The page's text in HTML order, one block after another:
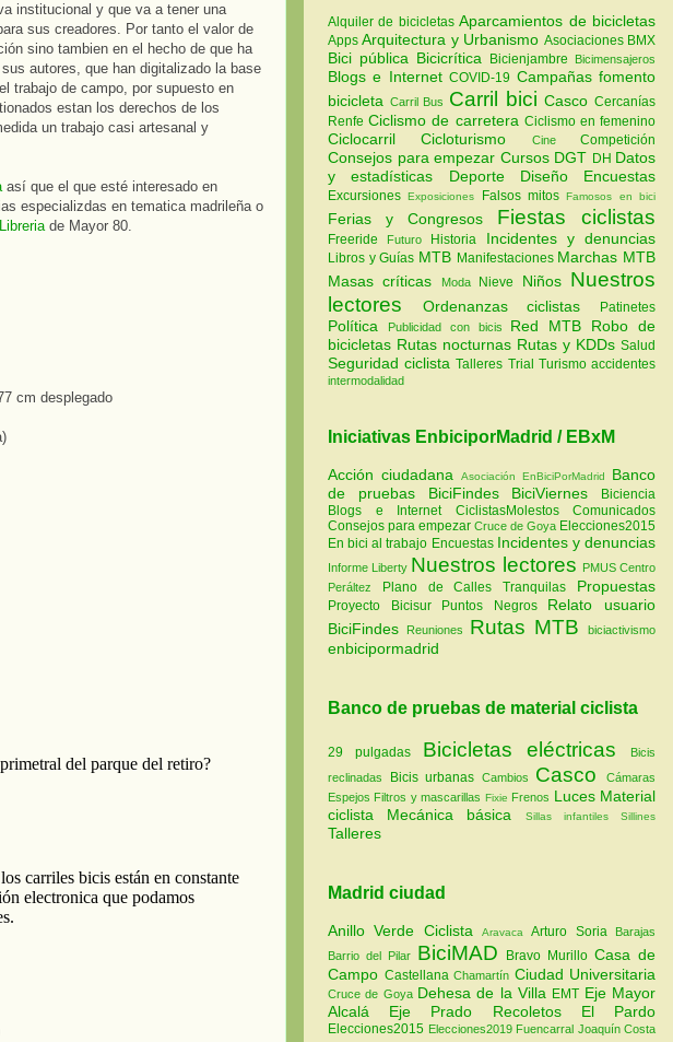
institucional y que va a tener una
sus creadores. Por tanto el valor de
sino tambien en el hecho de que ha
autores, que han digitalizado la base
trabajo de campo, por supuesto en
estan los derechos de los
un trabajo casi artesanal y
así que el que esté interesado en
especializdas en tematica madrileña o
de Mayor 80.
cm desplegado
Alquiler de bicicletasAparcamientos de bicicletas
AppsArquitectura y Urbanismo Asociaciones BMX
Bici pública Bicicrítica Bicienjambre Bicimensajeros
Blogs e InternetCOVID-19 Campañas fomento
bicicleta Carril Bus Carril biciCascoCercanías
RenfeCiclismo de carretera Ciclismo en femenino
CiclocarrilCicloturismo CineCompetición
Consejos para empezar Cursos DGT DH Datos
y estadísticas Deporte Diseño Encuestas
ExcursionesExposiciones Falsos mitosFamosos en bici
Ferias y Congresos Fiestas ciclistas
Freeride Futuro Historia Incidentes y denuncias
Libros y Guías MTB Manifestaciones Marchas MTB
Masas críticas
Moda Nieve Niños Nuestros
lectores
Ordenanzas ciclistas Patinetes
Política Publicidad con bicis Red MTB Robo de
bicicletas Rutas nocturnas Rutas y KDDs Salud
Seguridad ciclistaTalleres Trial Turismoaccidentes
intermodalidad
Iniciativas EnbiciporMadrid / EBxM
Acción ciudadana Asociación EnBiciPorMadrid
Banco
de pruebas
BiciFindes BiciViernes
Biciencia
Blogs e Internet
CiclistasMolestos
Comunicados
Consejos para empezar Cruce de Goya Elecciones2015
En bici al trabajo Encuestas Incidentes y denuncias
Informe Liberty Nuestros lectores
PMUS Centro
Peráltez
Plano de Calles Tranquilas Propuestas
Proyecto Bicisur Puntos Negros
Relato usuario
BiciFindes
Reuniones Rutas MTB biciactivismo
enbicipormadrid
Banco de pruebas de material ciclista
29 pulgadas Bicicletas eléctricas
Bicis
reclinadas
Bicis urbanas Cambios Casco
Cámaras
Espejos Filtros y mascarillas Fixie Frenos Luces Material
ciclista
Mecánica básica Sillas infantiles Sillines
Talleres
Madrid ciudad
Anillo Verde Ciclista AravacaArturo Soria
Barajas
Barrio del Pilar BiciMAD Bravo MurilloCasa de
Campo Castellana Chamartín Ciudad Universitaria
Cruce de Goya Dehesa de la Villa EMT Eje Mayor
Alcalá Eje Prado Recoletos El Pardo
Elecciones2015 Elecciones2019 Fuencarral Joaquín Costa